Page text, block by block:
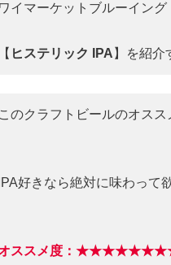
ワイマーケットブルーイン
【 ヒステリック IPA 】を紹
このクラフトビールのオスス
IPA好きなら絶対に味わっ
ススメ度：